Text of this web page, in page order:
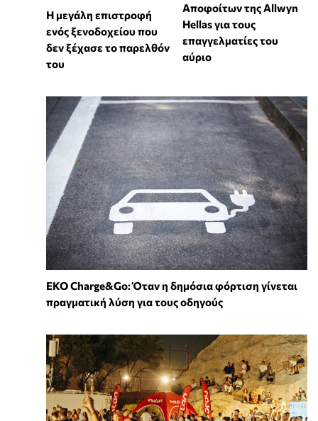
Η μεγάλη επιστροφή
ενός ξενοδοχείου που
δεν ξέχασε το παρελθόν
του
Αποφοίτων της Allwyn
Hellas για τους
επαγγελματίες του
αύριο
EKO Charge&Go: Όταν η δημόσια φόρτιση γίνεται
πραγματική λύση για τους οδηγούς